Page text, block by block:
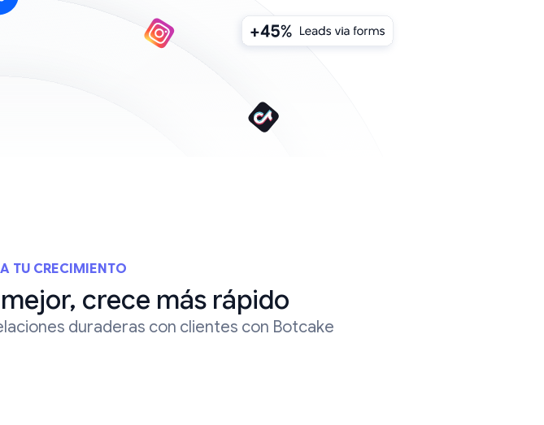
TU CRECIMIENTO
crece más rápido
duraderas con clientes con Botcake